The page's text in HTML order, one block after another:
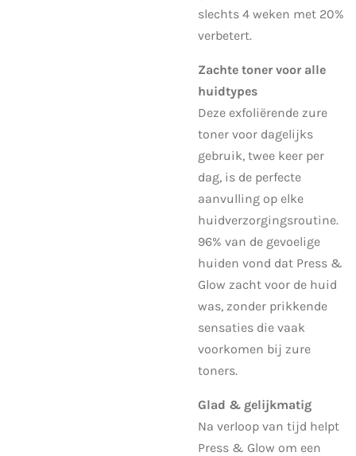
slechts 4 weken met 20%
verbetert.
Zachte toner voor alle
huidtypes
Deze exfoliërende zure
toner voor dagelijks
gebruik, twee keer per
dag, is de perfecte
aanvulling op elke
huidverzorgingsroutine.
96% van de gevoelige
huiden vond dat Press &
Glow zacht voor de huid
was, zonder prikkende
sensaties die vaak
voorkomen bij zure
toners.
Glad & gelijkmatig
Na verloop van tijd helpt
Press & Glow om een